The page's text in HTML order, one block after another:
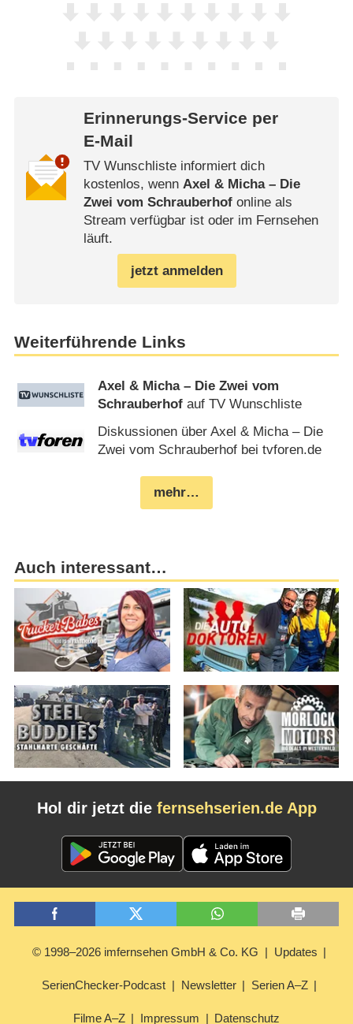
Erinnerungs-Service per
E-Mail
TV Wunschliste informiert dich
kostenlos, wenn Axel & Micha – Die
Zwei vom Schrauberhofonline als
Stream verfügbar ist oder im Fernsehen
läuft.
jetzt anmelden
Weiterführende Links
Axel & Micha – Die Zwei vom
Schrauberhof auf TV Wunschliste
Diskussionen über Axel & Micha – Die
Zwei vom Schrauberhof bei tvforen.de
mehr…
Auch interessant…
Hol dir jetzt die fernsehserien.de App
© 1998–2026 imfernsehen GmbH & Co. KG Updates
SerienChecker-Podcast Newsletter Serien A–Z
Filme A–Z Impressum Datenschutz